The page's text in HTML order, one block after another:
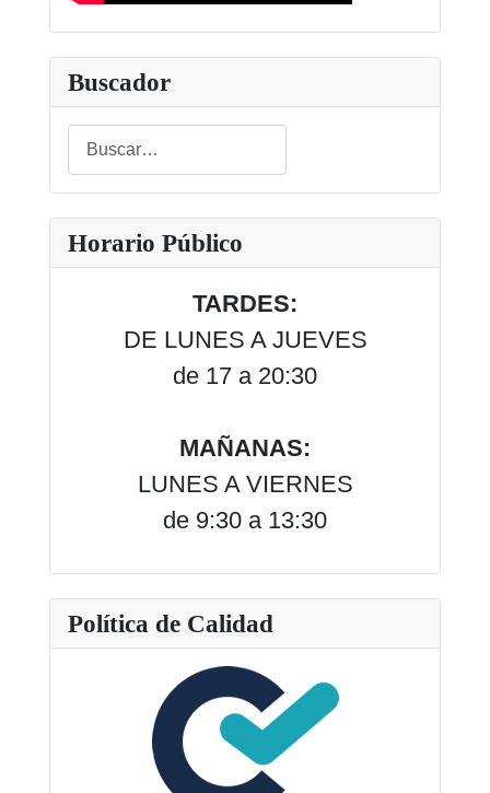
Buscador
Buscar
Type 2 or more characters for results.
Horario Público
TARDES:
DE LUNES A JUEVES
de 17 a 20:30
MAÑANAS:
LUNES A VIERNES
de 9:30 a 13:30
Política de Calidad